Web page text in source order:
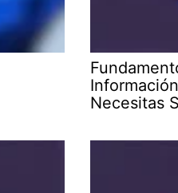
Necesitas